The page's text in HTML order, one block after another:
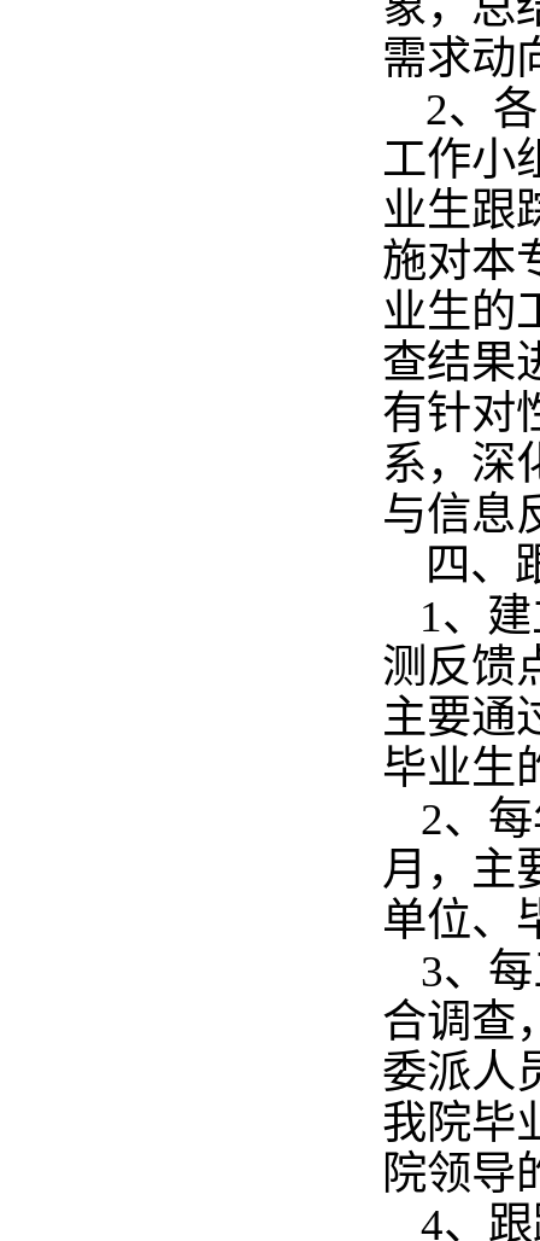
需求动
2、各
工作小
业生跟
施对本
业生的
查结果
有针对
系，深
与信息
四、
1、
测反馈
主要通
毕业生
2、
月，主
单位、
3、
合调查
委派人
我院毕
院领导
4、